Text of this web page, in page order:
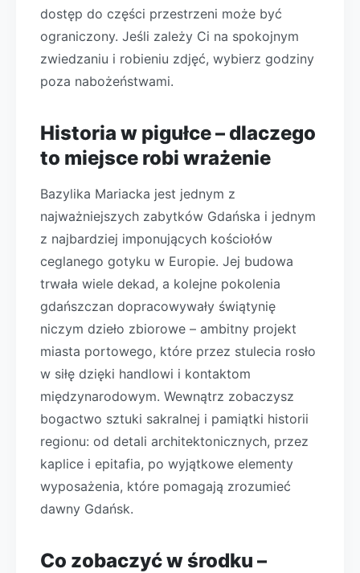
dostęp do części przestrzeni może być
ograniczony. Jeśli zależy Ci na spokojnym
zwiedzaniu i robieniu zdjęć, wybierz godziny
poza nabożeństwami.
Historia w pigułce – dlaczego
to miejsce robi wrażenie
Bazylika Mariacka jest jednym z
najważniejszych zabytków Gdańska i jednym
z najbardziej imponujących kościołów
ceglanego gotyku w Europie. Jej budowa
trwała wiele dekad, a kolejne pokolenia
gdańszczan dopracowywały świątynię
niczym dzieło zbiorowe – ambitny projekt
miasta portowego, które przez stulecia rosło
w siłę dzięki handlowi i kontaktom
międzynarodowym. Wewnątrz zobaczysz
bogactwo sztuki sakralnej i pamiątki historii
regionu: od detali architektonicznych, przez
kaplice i epitafia, po wyjątkowe elementy
wyposażenia, które pomagają zrozumieć
dawny Gdańsk.
Co zobaczyć w środku –